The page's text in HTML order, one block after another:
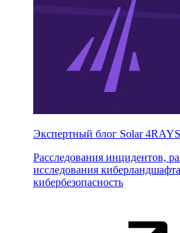
Экспертный блог Solar 4RAYS
Расследования инцидентов,
исследования
кибербезопасность